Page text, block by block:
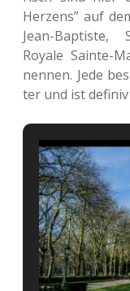
Her­zens” auf
Jean-Bap­tis­te,
Royale Sainte-
nennen. Jede
ter und ist